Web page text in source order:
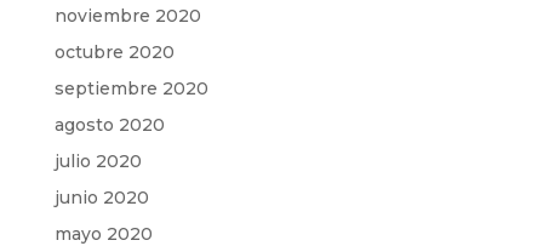
noviembre 2020
octubre 2020
septiembre 2020
agosto 2020
julio 2020
junio 2020
mayo 2020